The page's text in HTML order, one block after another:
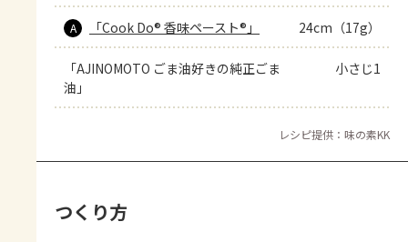
A 「Cook Do® 香味ペースト®」 24cm（17g）
「AJINOMOTO ごま油好きの純正ごま
油」
小さじ1
レシピ提供：味の素KK
つくり方